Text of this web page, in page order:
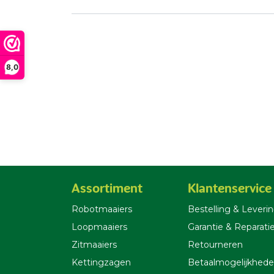
8,0
Assortiment
Robotmaaiers
Loopmaaiers
Zitmaaiers
Kettingzagen
Klantenservice
Bestelling & Leverin
Garantie & Reparatie
Retourneren